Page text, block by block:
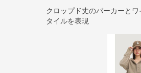
クロップド丈のパーカーと
タイルを表現